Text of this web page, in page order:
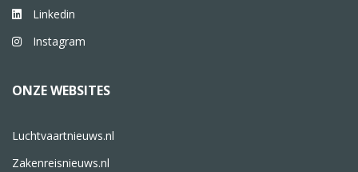
Linkedin
Instagram
ONZE WEBSITES
Luchtvaartnieuws.nl
Zakenreisnieuws.nl